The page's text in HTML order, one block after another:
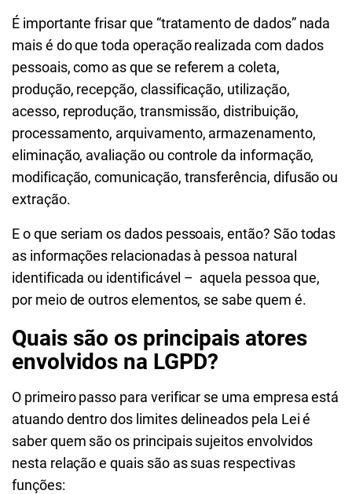
É importante frisar que “tratamento de dados” nada
mais é do que toda operação realizada com dados
pessoais, como as que se referem a coleta,
produção, recepção, classificação, utilização,
acesso, reprodução, transmissão, distribuição,
processamento, arquivamento, armazenamento,
eliminação, avaliação ou controle da informação,
modificação, comunicação, transferência, difusão ou
extração.
E o que seriam os dados pessoais, então? São todas
as informações relacionadas à pessoa natural
identificada ou identificável – aquela pessoa que,
por meio de outros elementos, se sabe quem é.
Quais são os principais atores
envolvidos na LGPD?
O primeiro passo para verificar se uma empresa está
atuando dentro dos limites delineados pela Lei é
saber quem são os principais sujeitos envolvidos
nesta relação e quais são as suas respectivas
funções: